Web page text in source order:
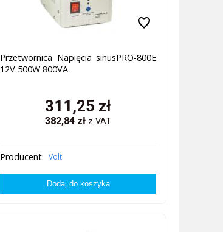
favorite
Przetwornica Napięcia sinusPRO-800E
12V 500W 800VA
311,25 zł
382,84 zł z VAT
Producent: Volt